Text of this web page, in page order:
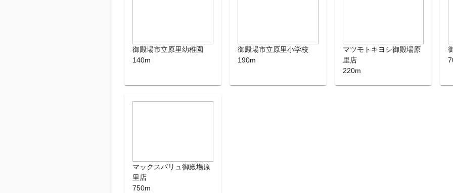
御殿場市立原里幼稚園
140m
御殿場市立原里小学校
190m
マツモトキヨシ御殿場原
里店
220m
マックスバリュ御殿場原
里店
750m